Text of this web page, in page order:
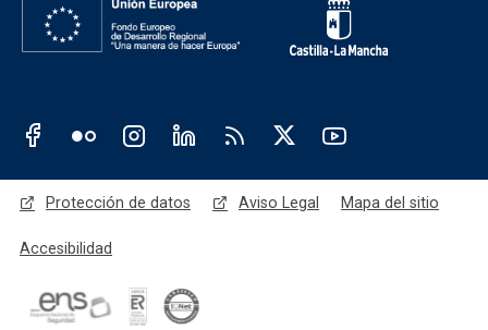
Redes sociales JCCM
Menú legal
Protección de datos Aviso Legal Mapa del sitio
Accesibilidad